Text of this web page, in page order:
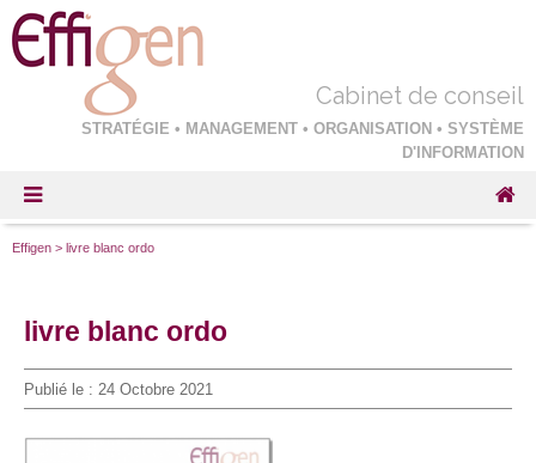
Cabinet de conseil
STRATÉGIE • MANAGEMENT • ORGANISATION • SYSTÈME
D'INFORMATION
Effigen > livre blanc ordo
livre blanc ordo
Publié le : 24 Octobre 2021